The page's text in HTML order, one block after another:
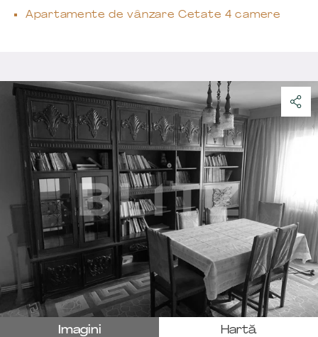
Apartamente de vânzare Cetate 4 camere
Imagini Hartă